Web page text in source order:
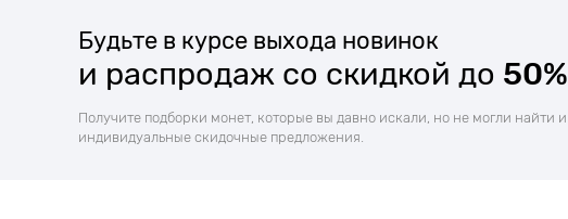
Будьте в курсе выхода новинок
и распродаж со скидкой до 50%
Получите подборки монет, которые вы давно искали, но не могли найти и
индивидуальные скидочные предложения.